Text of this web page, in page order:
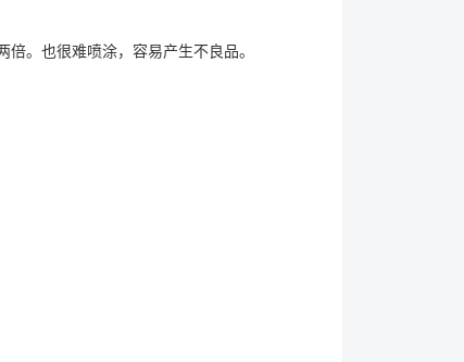
。也很难喷涂，容易产生不良品。